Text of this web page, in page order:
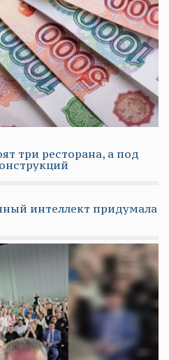
три ресторана, а под
интеллект придумала